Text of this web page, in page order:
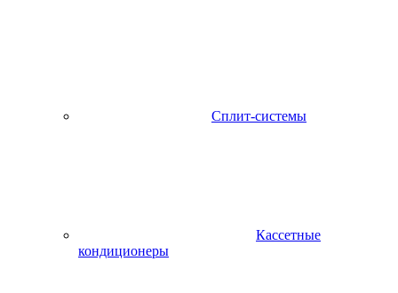
Сплит-системы
Кассетные
кондиционеры